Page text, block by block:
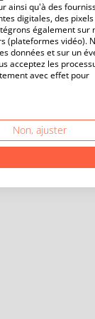
ainsi qu'à des
digitales, des
également sur
(plateformes vidéo).
données et sur un
acceptez les
avec effet pour
Non, ajuster